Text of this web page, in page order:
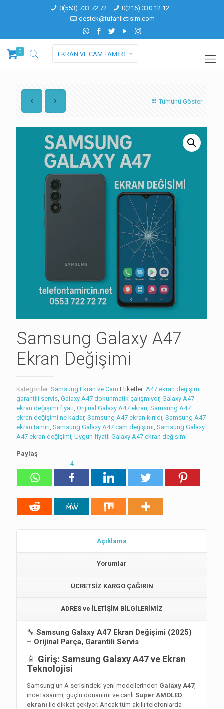
0(553) 733 72 72
0(216) 330 12 12
destek@tufaniletisim.com
0 EKRAN VE CAM TAMİRİ
Tümünü Göster
Samsung Galaxy A47
Ekran Değişimi
Kategoriler: Samsung Ekran ve Cam Etiketler: A47 ekran değişimi
garantili servis, Galaxy A47 dokunmatik çalışmıyor, Galaxy A47
ekran değişimi fiyatı, Orijinal Galaxy A47 ekran, Samsung A47
ekran değişimi ne kadar, Samsung A47 ekran kırıldı, Samsung A47
ekran tamiri, Samsung Galaxy A47 cam değişimi, Samsung Galaxy
A47 ekran değişimi, Uygun fiyatlı Galaxy A47 ekran değişimi
Paylaş
4
Açıklama
Yorumlar
ÜCRETSİZ KARGO ÇAĞIRIN
ADRES ve İLETİŞİM BİLGİLERİMİZ
🔧 Samsung Galaxy A47 Ekran Değişimi (2025)
– Orijinal Parça, Garantili Servis
📱 Giriş: Samsung Galaxy A47 ve Ekran
Teknolojisi
Samsung’un A serisindeki yeni modellerinden Galaxy A47,
ince tasarımı, güçlü donanımı ve canlı Super AMOLED
ekranı ile dikkat çekiyor. Ancak tüm akıllı telefonlarda